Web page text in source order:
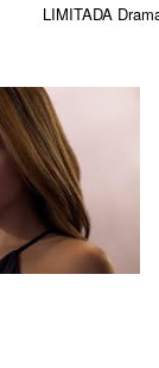
LIMITADA